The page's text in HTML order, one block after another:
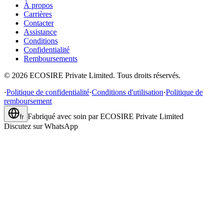
À propos
Carrières
Contacter
Assistance
Conditions
Confidentialité
Remboursements
© 2026 ECOSIRE Private Limited. Tous droits réservés.
·Politique de confidentialité·Conditions d'utilisation·Politique de
remboursement
fr Fabriqué avec soin par ECOSIRE Private Limited
Discutez sur WhatsApp